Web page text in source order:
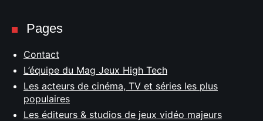
Pages
Contact
L’équipe du Mag Jeux High Tech
Les acteurs de cinéma, TV et séries les plus
populaires
Les éditeurs & studios de jeux vidéo majeurs